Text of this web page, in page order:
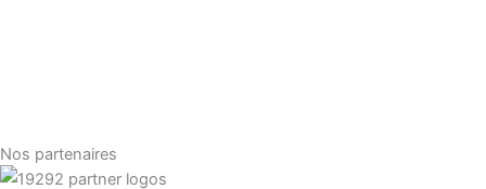
Nos partenaires